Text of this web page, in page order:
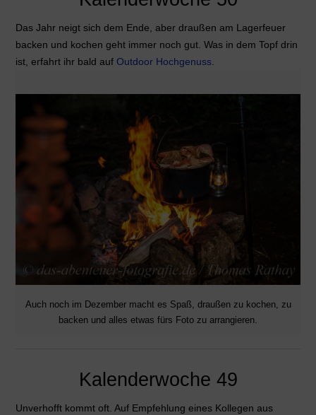
Das Jahr neigt sich dem Ende, aber draußen am Lagerfeuer
backen und kochen geht immer noch gut. Was in dem Topf drin
ist, erfahrt ihr bald auf Outdoor Hochgenuss.
Auch noch im Dezember macht es Spaß, draußen zu kochen, zu
backen und alles etwas fürs Foto zu arrangieren.
Kalenderwoche 49
Unverhofft kommt oft. Auf Empfehlung eines Kollegen aus